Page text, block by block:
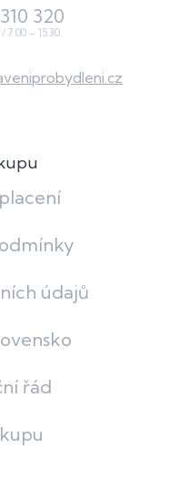
320
údajů
řád